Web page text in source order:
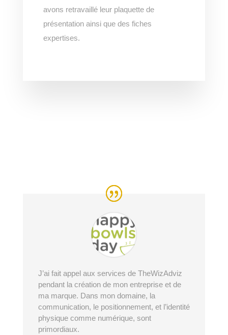
avons retravaillé leur plaquette de
présentation ainsi que des fiches
expertises.
J’ai fait appel aux services de TheWizAdviz
pendant la création de mon entreprise et de
ma marque. Dans mon domaine, la
communication, le positionnement, et l’identité
physique comme numérique, sont
primordiaux.